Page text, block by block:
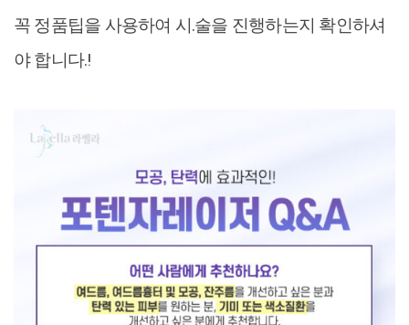
꼭 정품팁을 사용하여 시.술을 진행하는지 확인하셔
야 합니다.!